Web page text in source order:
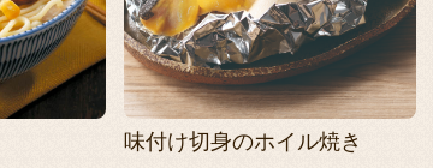
味付け切身のホイル焼き